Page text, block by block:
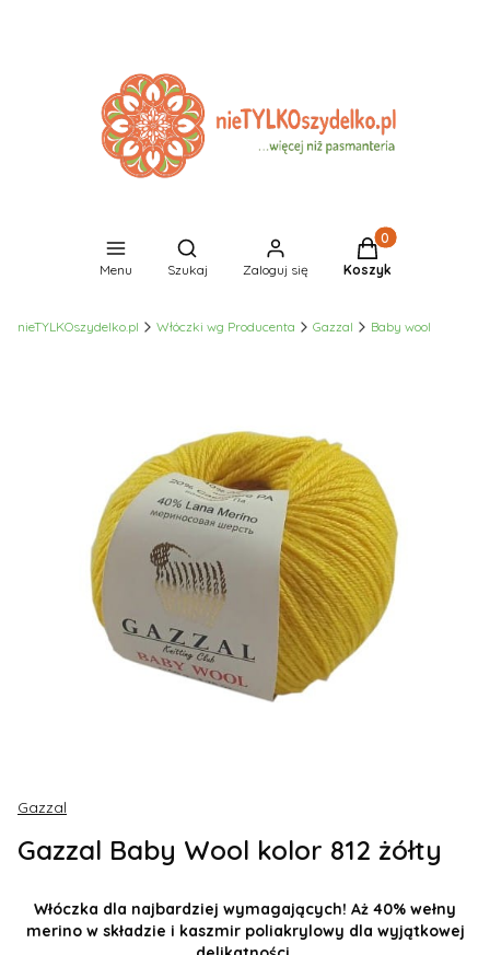
Menu
Otwórz wyszukiwarkę
Szukaj Zaloguj się
Produkty w
Koszyk
nieTYLKOszydelko.pl Włóczki wg Producenta Gazzal Baby wool
Gazzal
Gazzal Baby Wool kolor 812 żółty
Włóczka dla najbardziej wymagających! Aż 40% wełny
merino w składzie i kaszmir poliakrylowy dla wyjątkowej